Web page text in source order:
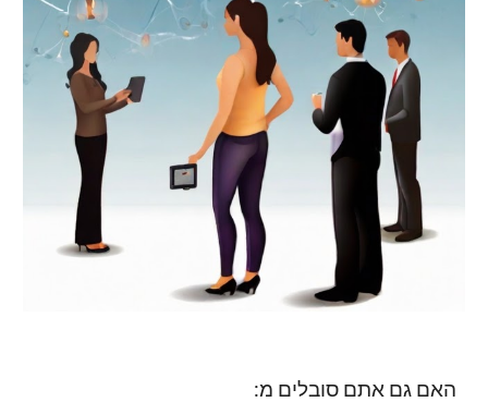
:האם גם אתם סובלים מ